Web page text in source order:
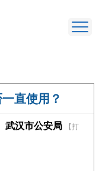
直使用？
武汉市公安局
【打